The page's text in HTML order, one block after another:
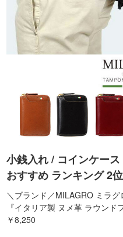
小銭入れ / コインケース
おすすめ ランキング 2位
＼ブランド／MILAGRO ミラグ
『イタリア製 ヌメ革 ラウンド
￥8,250